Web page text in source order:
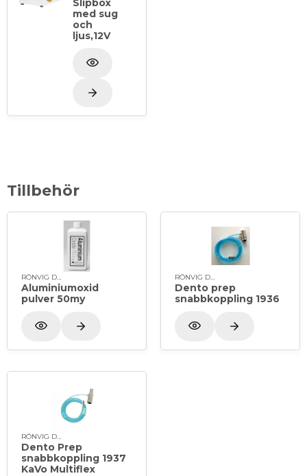
med sug
och
ljus,12V
Tillbehör
Aluminiumoxid
pulver 50my
Dento prep
snabbkoppling 1936
RÖNVIG Dental
Dento Prep
snabbkoppling 1937
KaVo Multiflex